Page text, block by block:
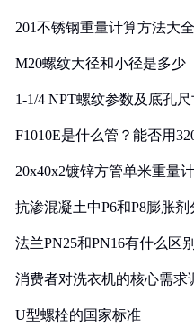
201不锈钢重量计算方法大全
M20螺纹大径和小径是多少
1-1/4 NPT螺纹参数及底孔
F1010E是什么管？能否用
20x40x2镀锌方管单米重量
抗渗混凝土中P6和P8膨胀
法兰PN25和PN16有什么区别
消费者对洗衣机的核心需求
U型螺栓的国家标准